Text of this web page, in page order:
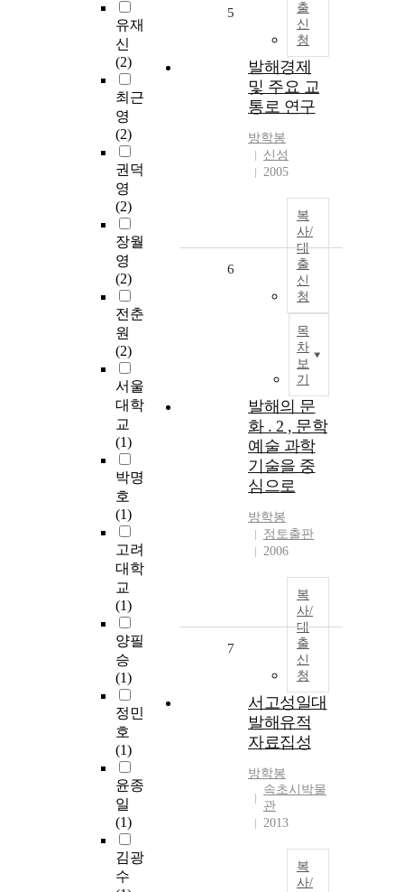
유재
신
(2)
최근
영
(2)
권덕
영
(2)
장월
영
(2)
전춘
원
(2)
서울
대학
교
(1)
박명
호
(1)
고려
대학
교
(1)
양필
승
(1)
정민
호
(1)
윤종
일
(1)
김광
수
출
신
청
5
발해경제
및 주요 교
통로 연구
방학봉
신성
2005
복
사/
대
출
신
청
목
차
보
기
6
발해의 문
화 . 2 , 문학
예술 과학
기술을 중
심으로
방학봉
정토출판
2006
복
사/
대
출
신
청
7
서고성일대
발해유적
자료집성
방학봉
속초시박물
관
2013
복
사/